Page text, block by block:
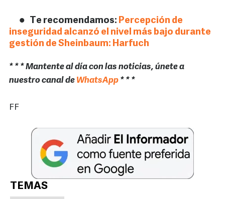
Te recomendamos: Percepción de
inseguridad alcanzó el nivel más bajo durante
gestión de Sheinbaum: Harfuch
* * * Mantente al día con las noticias, únete a
nuestro canal de WhatsApp * * *
FF
TEMAS